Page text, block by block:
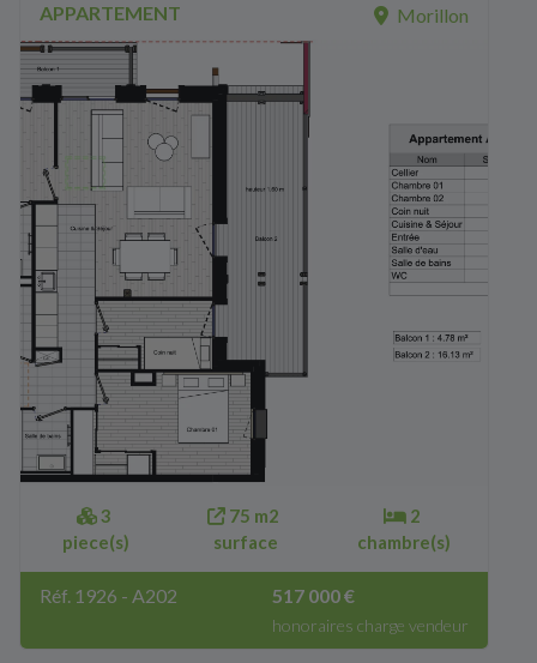
APPARTEMENT Morillon
3
piece(s)
75 m2
surface
2
chambre(s)
Réf. 1926 - A202 517 000 €
honoraires charge vendeur